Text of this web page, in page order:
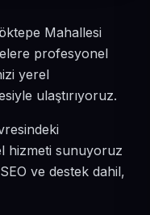
Mahallesi
profesyonel
yerel
ulaştırıyoruz.
hizmeti sunuyoruz
ve destek dahil,